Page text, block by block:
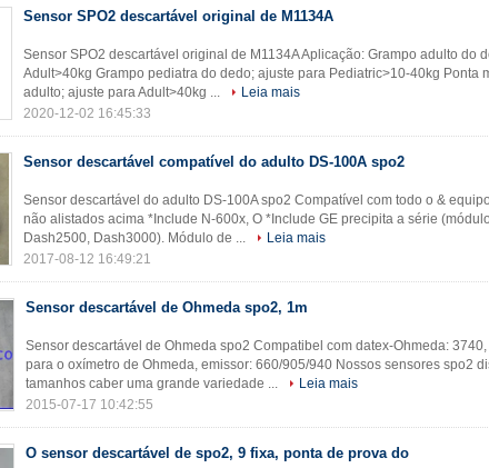
Sensor SPO2 descartável original de M1134A
Sensor SPO2 descartável original de M1134A Aplicação: Grampo adulto do
Adult>40kg Grampo pediatra do dedo; ajuste para Pediatric>10-40kg Ponta
adulto; ajuste para Adult>40kg ...
Leia mais
2020-12-02 16:45:33
Sensor descartável compatível do adulto DS-100A spo2
Sensor descartável do adulto DS-100A spo2 Compatível com todo o &
não alistados acima *Include N-600x, O *Include GE precipita a série
Dash2500, Dash3000). Módulo de ...
Leia mais
2017-08-12 16:49:21
Sensor descartável de Ohmeda spo2, 1m
Sensor descartável de Ohmeda spo2 Compatibel com datex-Ohmeda:
para o oxímetro de Ohmeda, emissor: 660/905/940 Nossos sensores spo2
tamanhos caber uma grande variedade ...
Leia mais
2015-07-17 10:42:55
O sensor descartável de spo2, 9 fixa, ponta de prova do